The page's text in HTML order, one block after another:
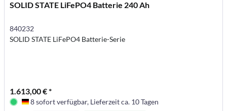
SOLID STATE LiFePO4 Batterie 240 Ah
840232
SOLID STATE LiFePO4 Batterie-Serie
1.613,00 € *
Deutschland
8 sofort verfügbar, Lieferzeit ca. 10 Tagen